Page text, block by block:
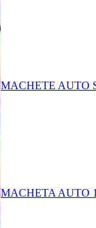
MACHETE AUTO
MACHETA AUTO